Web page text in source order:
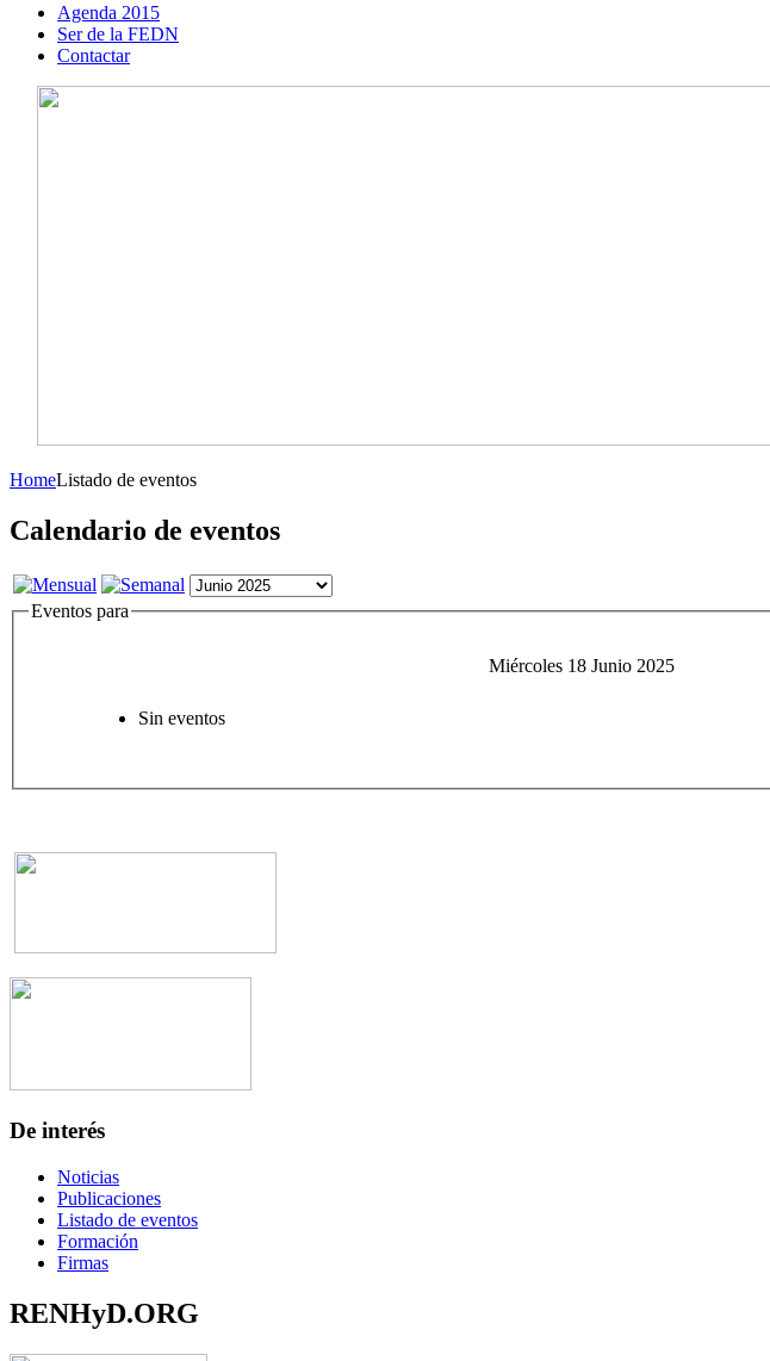
Agenda 2015
Ser de la FEDN
Contactar
HomeListado de eventos
Calendario de eventos
Eventos para
Miércoles 18 Junio 2025
Sin eventos
De interés
Noticias
Publicaciones
Listado de eventos
Formación
Firmas
RENHyD.ORG